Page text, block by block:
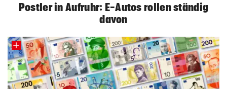
Postler in Aufruhr: E-Autos rollen ständig
davon